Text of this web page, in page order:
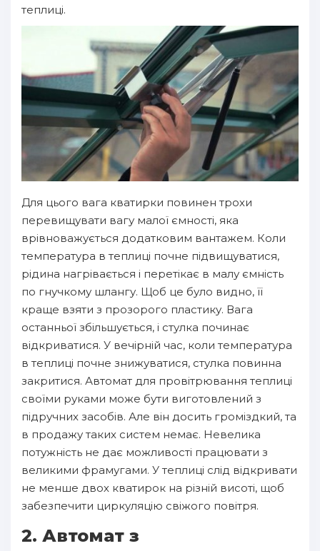
теплиці.
Для цього вага кватирки повинен трохи
перевищувати вагу малої ємності, яка
врівноважується додатковим вантажем. Коли
температура в теплиці почне підвищуватися,
рідина нагрівається і перетікає в малу ємність
по гнучкому шлангу. Щоб це було видно, її
краще взяти з прозорого пластику. Вага
останньої збільшується, і стулка починає
відкриватися. У вечірній час, коли температура
в теплиці почне знижуватися, стулка повинна
закритися. Автомат для провітрювання теплиці
своїми руками може бути виготовлений з
підручних засобів. Але він досить громіздкий, та
в продажу таких систем немає. Невелика
потужність не дає можливості працювати з
великими фрамугами. У теплиці слід відкривати
не менше двох кватирок на різній висоті, щоб
забезпечити циркуляцію свіжого повітря.
2. Автомат з